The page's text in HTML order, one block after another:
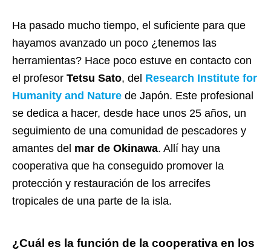
Ha pasado mucho tiempo, el suficiente para que
hayamos avanzado un poco ¿tenemos las
herramientas? Hace poco estuve en contacto con
el profesor Tetsu Sato, del Research Institute for
Humanity and Nature de Japón. Este profesional
se dedica a hacer, desde hace unos 25 años, un
seguimiento de una comunidad de pescadores y
amantes del mar de Okinawa. Allí hay una
cooperativa que ha conseguido promover la
protección y restauración de los arrecifes
tropicales de una parte de la isla.
¿Cuál es la función de la cooperativa en los